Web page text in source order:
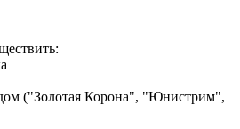
("Золотая Корона", "Юнистрим",